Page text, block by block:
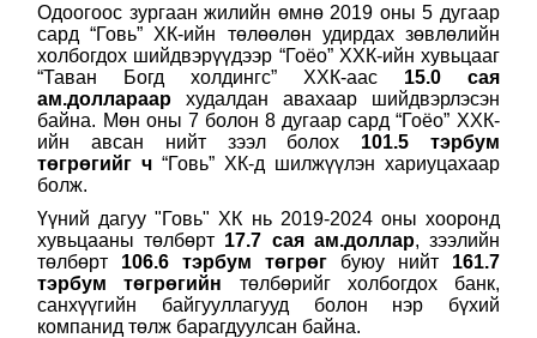
Одоогоос зургаан жилийн өмнө 2019 оны 5 дугаар
сард “Говь” ХК-ийн төлөөлөн удирдах зөвлөлийн
холбогдох шийдвэрүүдээр “Гоёо” ХХК-ийн хувьцааг
“Таван Богд холдингс” ХХК-аас 15.0 сая
ам.доллараар худалдан авахаар шийдвэрлэсэн
байна. Мөн оны 7 болон 8 дугаар сард “Гоёо” ХХК-
ийн авсан нийт зээл болох 101.5 тэрбум
төгрөгийг ч“Говь” ХК-д шилжүүлэн хариуцахаар
болж.
Үүний дагуу "Говь" ХК нь 2019-2024 оны хооронд
хувьцааны төлбөрт 17.7 сая ам.доллар, зээлийн
төлбөрт 106.6 тэрбум төгрөг буюу нийт 161.7
тэрбум төгрөгийн төлбөрийг холбогдох банк,
санхүүгийн байгууллагууд болон нэр бүхий
компанид төлж барагдуулсан байна.